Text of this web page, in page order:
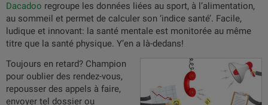
Dacadoo regroupe les données liées au sport, à l’alimentation,
au sommeil et permet de calculer son ‘indice santé’. Facile,
ludique et innovant: la santé mentale est monitorée au même
titre que la santé physique. Y’en a là-dedans!
Toujours en retard? Champion
pour oublier des rendez-vous,
repousser des appels à faire,
envoyer tel dossier ou